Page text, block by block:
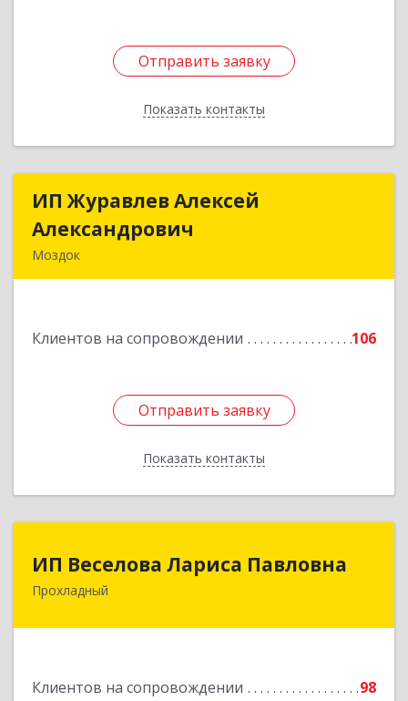
Отправить заявку
Показать контакты
Отправить заявку
Назад
ИП Журавлев Алексей
Александрович
Моздок
Клиентов на сопровождении 106
Отправить заявку
Показать контакты
ИП Журавлев Алексей
Подробнее
Отправить заявку
Назад
ИП Веселова Лариса Павловна
Прохладный
Клиентов на сопровождении 98